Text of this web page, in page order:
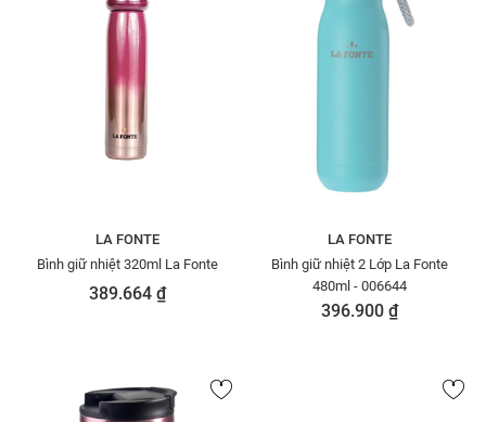
LA FONTE
Bình giữ nhiệt 320ml La Fonte
389.664 ₫
LA FONTE
Bình giữ nhiệt 2 Lớp La Fonte
480ml - 006644
396.900 ₫